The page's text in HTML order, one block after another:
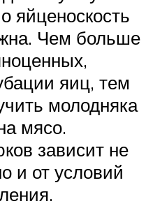
яйценоскость
Чем больше
яиц, тем
молодняка
мясо.
зависит не
и от условий